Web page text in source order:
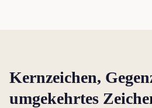
Kernzeichen,
umgekehrtes